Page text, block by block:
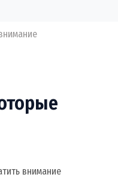
внимание